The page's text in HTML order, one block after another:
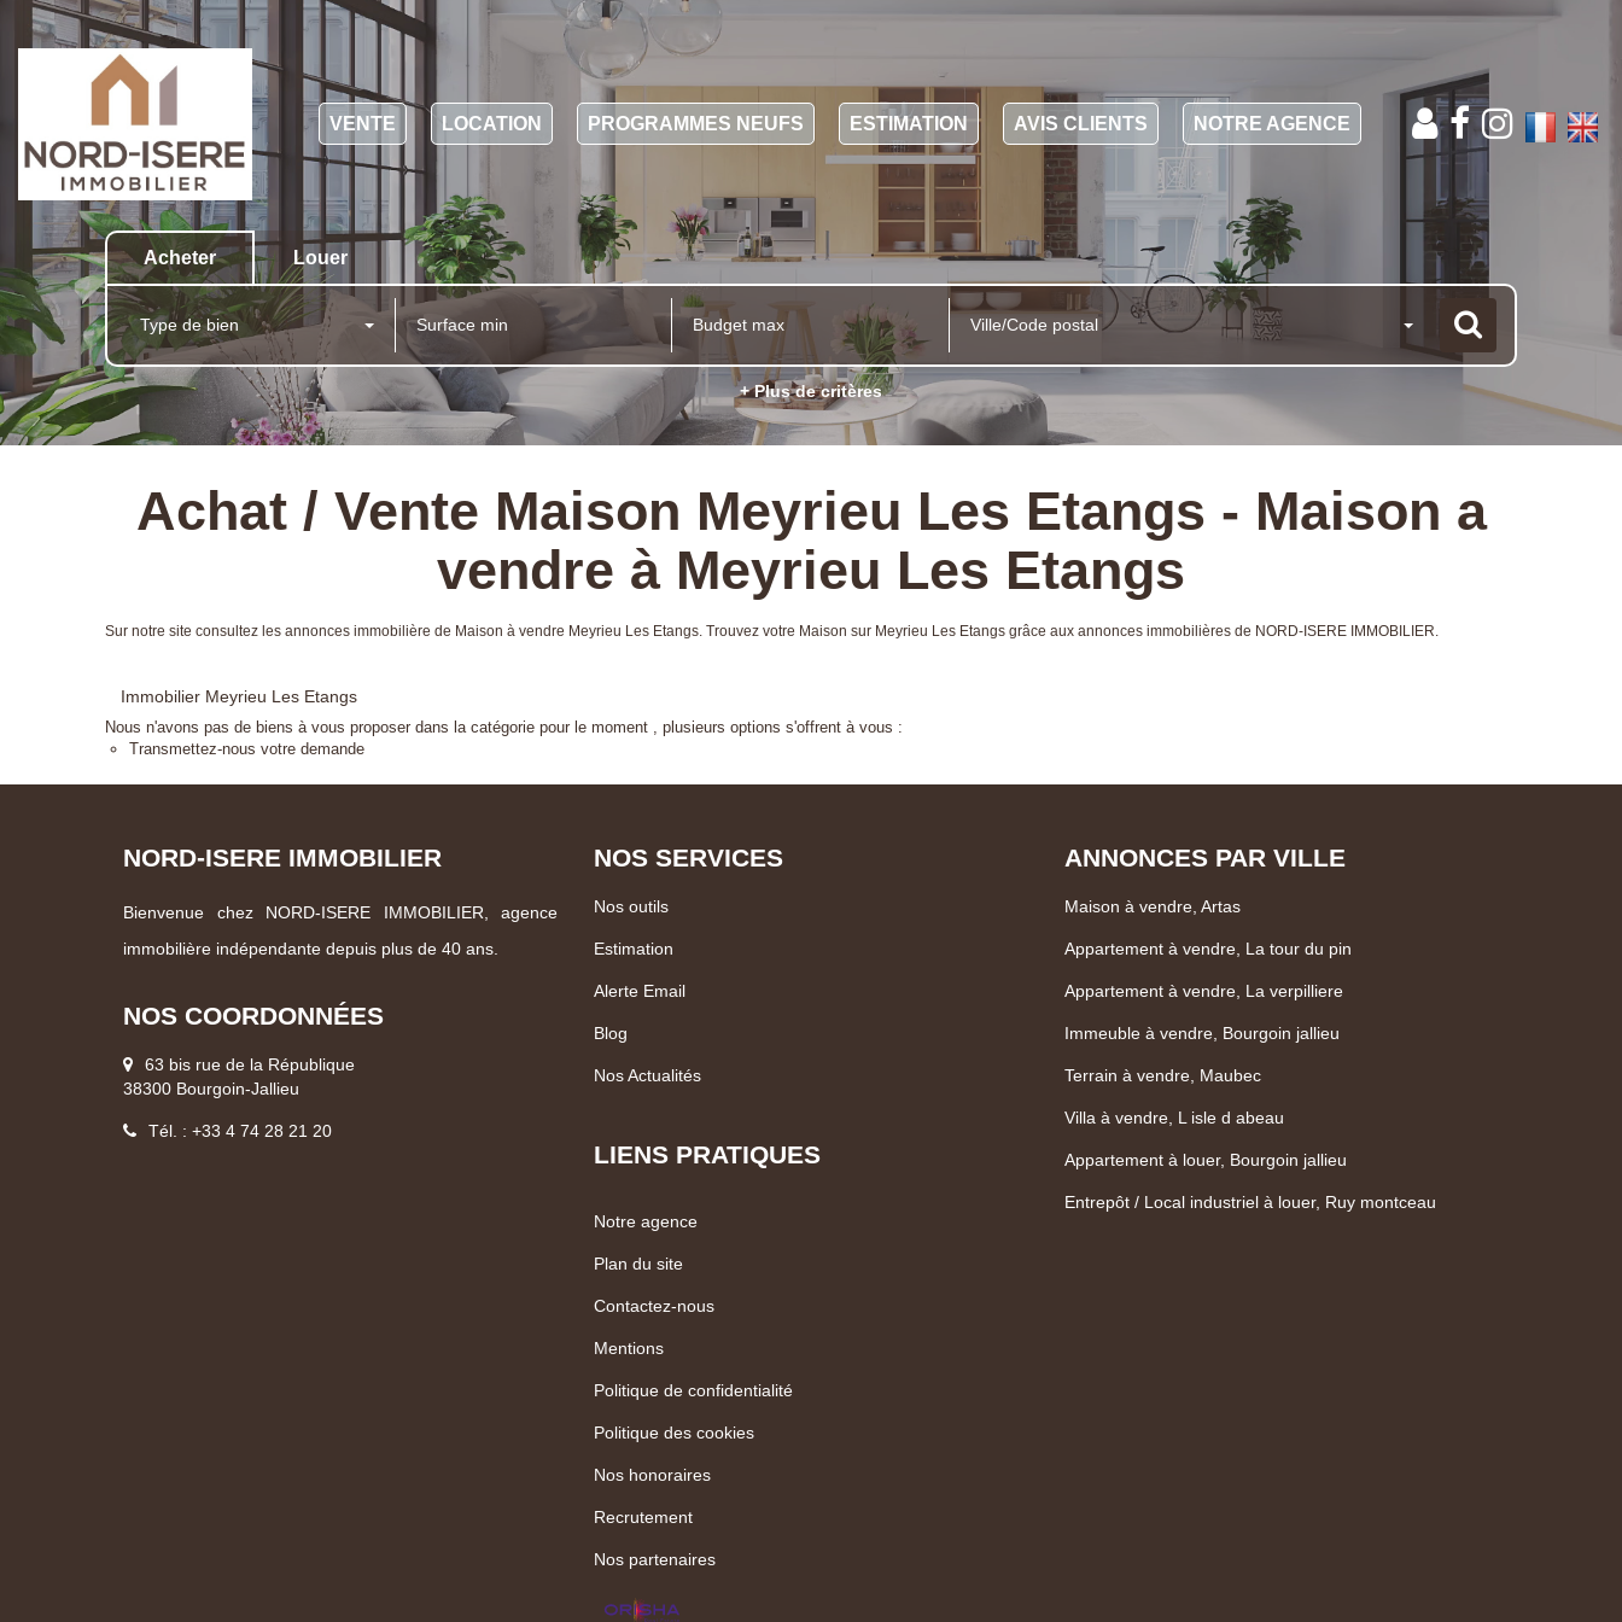
VENTE LOCATION PROGRAMMES NEUFS ESTIMATION AVIS CLIENTS NOTRE AGENCE
Acheter Louer
Type de bien Ville/Code postal
+ Plus de critères
Achat / Vente Maison Meyrieu Les Etangs - Maison a
vendre à Meyrieu Les Etangs
Sur notre site consultez les annonces immobilière de Maison à vendre Meyrieu Les Etangs. Trouvez votre Maison sur Meyrieu Les Etangs grâce aux annonces immobilières de NORD-ISERE IMMOBILIER.
Immobilier Meyrieu Les Etangs
Nous n'avons pas de biens à vous proposer dans la catégorie pour le moment , plusieurs options s'offrent à vous :
Transmettez-nous votre demande
NORD-ISERE IMMOBILIER
Bienvenue chez NORD-ISERE IMMOBILIER, agence
immobilière indépendante depuis plus de 40 ans.
NOS COORDONNÉES
63 bis rue de la République
38300 Bourgoin-Jallieu
Tél. : +33 4 74 28 21 20
NOS SERVICES
Nos outils
Estimation
Alerte Email
Blog
Nos Actualités
LIENS PRATIQUES
Notre agence
Plan du site
Contactez-nous
Mentions
Politique de confidentialité
Politique des cookies
Nos honoraires
Recrutement
Nos partenaires
ANNONCES PAR VILLE
Maison à vendre, Artas
Appartement à vendre, La tour du pin
Appartement à vendre, La verpilliere
Immeuble à vendre, Bourgoin jallieu
Terrain à vendre, Maubec
Villa à vendre, L isle d abeau
Appartement à louer, Bourgoin jallieu
Entrepôt / Local industriel à louer, Ruy montceau